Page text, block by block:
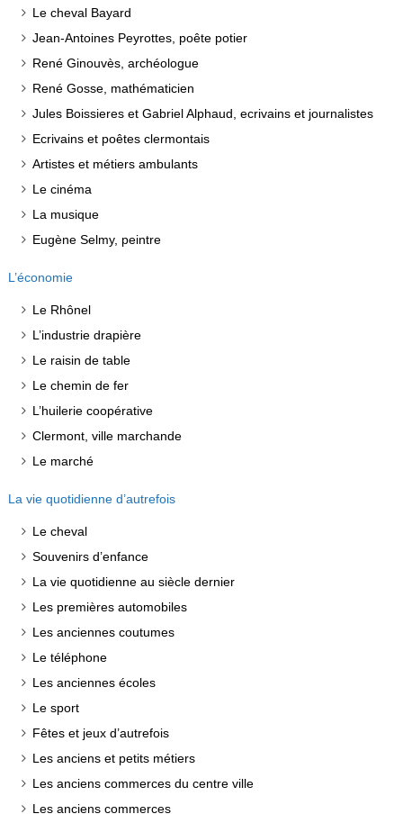
Le cheval Bayard
Jean-Antoines Peyrottes, poête potier
René Ginouvès, archéologue
René Gosse, mathématicien
Jules Boissieres et Gabriel Alphaud, ecrivains et journalistes
Ecrivains et poêtes clermontais
Artistes et métiers ambulants
Le cinéma
La musique
Eugène Selmy, peintre
L’économie
Le Rhônel
L’industrie drapière
Le raisin de table
Le chemin de fer
L’huilerie coopérative
Clermont, ville marchande
Le marché
La vie quotidienne d’autrefois
Le cheval
Souvenirs d’enfance
La vie quotidienne au siècle dernier
Les premières automobiles
Les anciennes coutumes
Le téléphone
Les anciennes écoles
Le sport
Fêtes et jeux d’autrefois
Les anciens et petits métiers
Les anciens commerces du centre ville
Les anciens commerces